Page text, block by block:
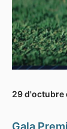
29 d'octubre
Gala